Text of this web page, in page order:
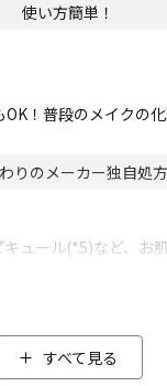
使い方簡単！
！普段のメイクの
りのメーカー独自処方
ール(*5)など、
ルヒアルロン酸Na
すべて見る